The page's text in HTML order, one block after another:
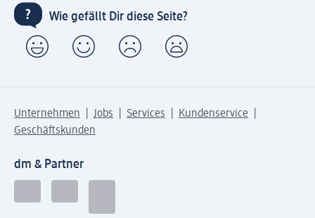
Wie gefällt Dir diese Seite?
Unternehmen Jobs Services
Kundenservice
Geschäftskunden
dm & Partner